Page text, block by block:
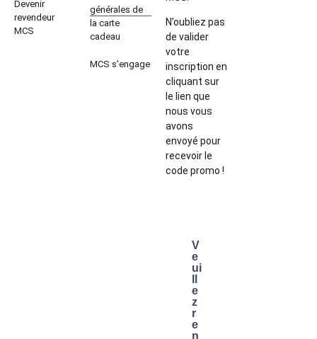
Devenir
revendeur
MCS
générales de
la carte
cadeau
MCS s'engage
N’oubliez pas
de valider
votre
inscription en
cliquant sur
le lien que
nous vous
avons
envoyé pour
recevoir le
code promo !
V
e
ui
e
z
r
e
n